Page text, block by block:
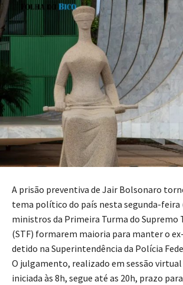
A prisão preventiva de Jair Bolsonaro
tema político do país nesta segunda-feira
ministros da Primeira Turma do Supremo
(STF) formarem maioria para manter o
detido na Superintendência da Polícia
O julgamento, realizado em sessão
iniciada às 8h, segue até as 20h, prazo